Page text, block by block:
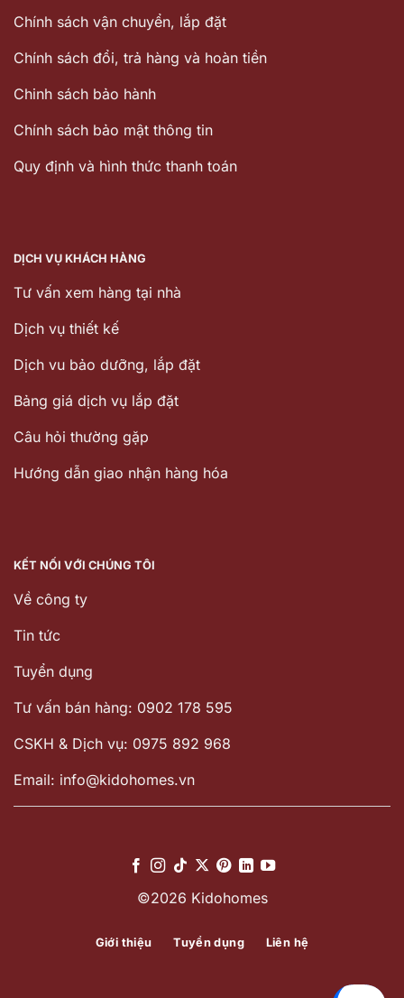
Chính sách vận chuyển, lắp đặt
Chính sách đổi, trả hàng và hoàn tiền
Chinh sách bảo hành
Chính sách bảo mật thông tin
Quy định và hình thức thanh toán
DỊCH VỤ KHÁCH HÀNG
Tư vấn xem hàng tại nhà
Dịch vụ thiết kế
Dịch vu bảo dưỡng, lắp đặt
Bảng giá dịch vụ lắp đặt
Câu hỏi thường gặp
Hướng dẫn giao nhận hàng hóa
KẾT NỐI VỚI CHÚNG TÔI
Về công ty
Tin tức
Tuyển dụng
Tư vấn bán hàng: 0902 178 595
CSKH & Dịch vụ: 0975 892 968
Email: info@kidohomes.vn
©2026 Kidohomes
Giới thiệu Tuyển dụng Liên hệ